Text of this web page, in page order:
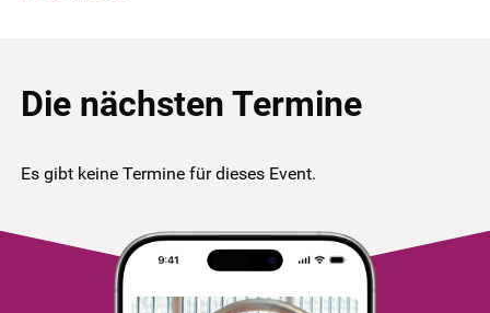
Die nächsten Termine
Es gibt keine Termine für dieses Event.